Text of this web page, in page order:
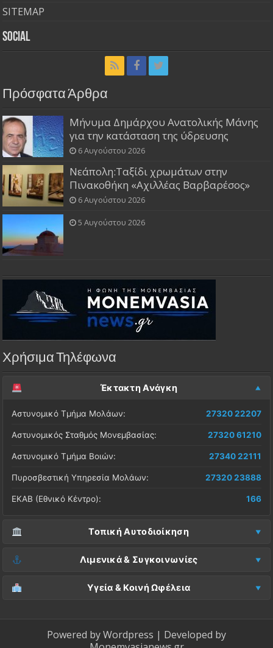
SITEMAP
Social
Πρόσφατα Άρθρα
Μήνυμα Δημάρχου Ανατολικής Μάνης
για την κατάσταση της ύδρευσης
6 Αυγούστου 2026
Νεάπολη:Ταξίδι χρωμάτων στην
Πινακοθήκη «Αχιλλέας Βαρβαρέσος»
6 Αυγούστου 2026
5 Αυγούστου 2026
Χρήσιμα Τηλέφωνα
Έκτακτη Ανάγκη
Αστυνομικό Τμήμα Μολάων: 27320 22207
Αστυνομικός Σταθμός Μονεμβασίας: 27320 61210
Αστυνομικό Τμήμα Βοιών: 27340 22111
Πυροσβεστική Υπηρεσία Μολάων: 27320 23888
ΕΚΑΒ (Εθνικό Κέντρο): 166
Τοπική Αυτοδιοίκηση
Δήμος Μονεμβασίας (Έδρα):
ΚΕΠ Βοιών: 27340 24087
Λιμενικά & Συγκοινωνίες
Λιμεναρχείο Μονεμβασίας:
ΚΤΕΛ Λακωνίας (Σταθμός Μονεμβασίας):
Υγεία & Κοινή Ωφέλεια
Κέντρο Υγείας Νεάπολης: 27340 22500
Powered byWordpress | Developed by